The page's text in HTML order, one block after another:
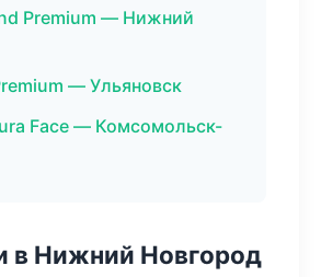
Premium — Нижний
— Ульяновск
Face — Комсомольск-
в Нижний Новгород